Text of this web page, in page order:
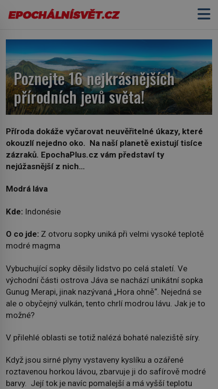
Poznejte 16 nejkrásnějších
přírodních jevů světa!
Příroda dokáže vyčarovat neuvěřitelné úkazy, které
okouzlí nejedno oko. Na naší planetě existují tisíce
zázraků. EpochaPlus.cz vám představí ty
nejúžasnější z nich…
Modrá láva
Kde: Indonésie
O co jde: Z otvoru sopky uniká při velmi vysoké teplotě
modré magma
Vybuchující sopky děsily lidstvo po celá staletí. Ve
východní části ostrova Jáva se nachází unikátní sopka
Gunug Merapi, jinak nazývaná „Hora ohně“. Nejedná se
ale o obyčejný vulkán, tento chrlí modrou lávu. Jak je to
možné?
V přilehlé oblasti se totiž nalézá bohaté naleziště síry.
Když jsou sirné plyny vystaveny kyslíku a ozářené
roztavenou horkou lávou, zbarvuje ji do safírově modré
barvy. Její tok je navíc pomalejší a má vyšší teplotu